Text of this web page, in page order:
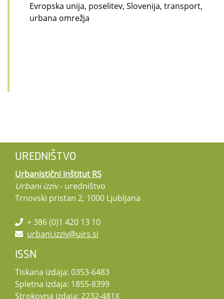
Evropska unija, poselitev, Slovenija, transport,
urbana omrežja
UREDNIŠTVO
Urbanistični inštitut RS
Urbani izziv- uredništvo
Trnovski pristan 2, 1000 Ljubljana
+ 386 (0)1 420 13 10
urbani.izziv@uirs.si
ISSN
Tiskana izdaja: 0353-6483
Spletna izdaja: 1855-8399
Strokovna izdaja: 2232-481X